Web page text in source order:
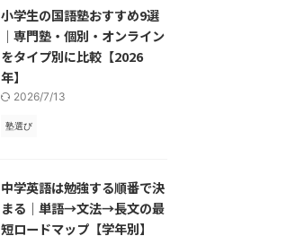
小学生の国語塾おすすめ9選
｜専門塾・個別・オンライン
をタイプ別に比較【2026
年】
2026/7/13
塾選び
中学英語は勉強する順番で決
まる｜単語→文法→長文の最
短ロードマップ【学年別】